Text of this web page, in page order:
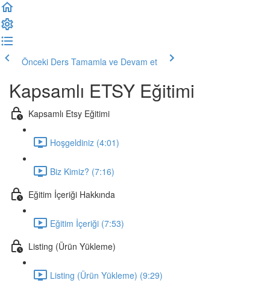
Önceki Ders Tamamla ve Devam et
Kapsamlı ETSY Eğitimi
Kapsamlı Etsy Eğitimi
Hoşgeldiniz (4:01)
Biz Kimiz? (7:16)
Eğitim İçeriği Hakkında
Eğitim İçeriği (7:53)
Listing (Ürün Yükleme)
Listing (Ürün Yükleme) (9:29)